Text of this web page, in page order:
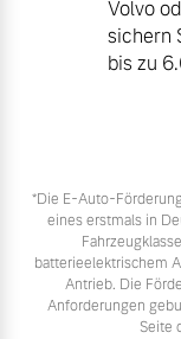
Volvo
sichern
bis zu
*Die E‑Auto-
eines erstmals in
batterieelektrischem
Antrieb. Die
Anforderungen
Seite